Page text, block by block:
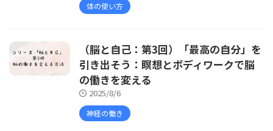
体の使い方
（脳と自己：第3回）「最高の自分」を
引き出そう：瞑想とボディワークで脳
の働きを変える
2025/8/6
神経の働き